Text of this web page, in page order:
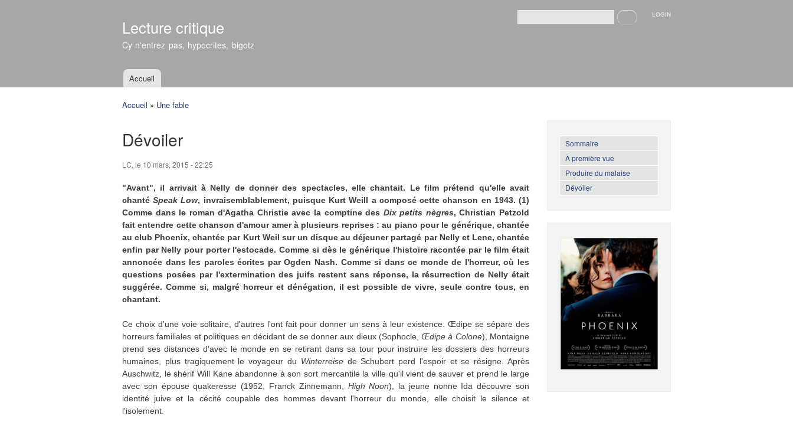
Lecture critique
Cy n'entrez pas, hypocrites, bigotz
Formulaire de recherche
Recherche LOGIN
Menu principal
Accueil
Accueil » Une fable
Dévoiler
LC, le 10 mars, 2015 - 22:25
"Avant", il arrivait à Nelly de donner des spectacles, elle chantait. Le film prétend qu'elle avait
chantéSpeak Low, invraisemblablement, puisque Kurt Weill a composé cette chanson en 1943. (1)
Comme dans le roman d'Agatha Christie avec la comptine des Dix petits nègres, Christian Petzold
fait entendre cette chanson d'amour amer à plusieurs reprises : au piano pour le générique, chantée
au club Phoenix, chantée par Kurt Weil sur un disque au déjeuner partagé par Nelly et Lene, chantée
enfin par Nelly pour porter l'estocade. Comme si dès le générique l'histoire racontée par le film était
annoncée dans les paroles écrites par Ogden Nash. Comme si dans ce monde de l'horreur, où les
questions posées par l'extermination des juifs restent sans réponse, la résurrection de Nelly était
suggérée. Comme si, malgré horreur et dénégation, il est possible de vivre, seule contre tous, en
chantant.
Ce choix d'une voie solitaire, d'autres l'ont fait pour donner un sens à leur existence. Œdipe se sépare des
horreurs familiales et politiques en décidant de se donner aux dieux (Sophocle,Œdipe à Colone), Montaigne
prend ses distances d'avec le monde en se retirant dans sa tour pour instruire les dossiers des horreurs
humaines, plus tragiquement le voyageur du Winterreisede Schubert perd l'espoir et se résigne. Après
Auschwitz, le shérif Will Kane abandonne à son sort mercantile la ville qu'il vient de sauver et prend le large
avec son épouse quakeresse (1952, Franck Zinnemann, High Noon), la jeune nonne Ida découvre son
identité juive et la cécité coupable des hommes devant l'horreur du monde, elle choisit le silence et
l'isolement.
Sommaire
À première vue
Produire du malaise
Dévoiler